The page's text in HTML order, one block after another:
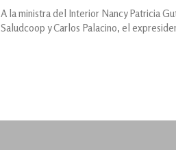
A la ministra del Interior Nancy Patricia
Saludcoop y Carlos Palacino, el